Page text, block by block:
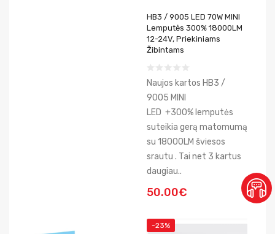
HB3 / 9005 LED 70W MINI
Lemputės 300% 18000LM
12-24V, Priekiniams
Žibintams
Naujos kartos HB3 /
9005 MINI
LED +300% lemputės
suteikia gerą matomumą
su 18000LM šviesos
srautu . Tai net 3 kartus
daugiau..
50.00€
-23%